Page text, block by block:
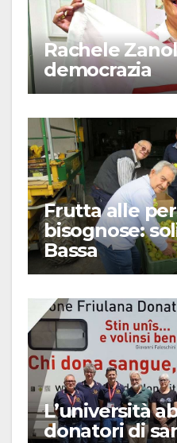
Rachele
democrazia
Frutta alle
bisognose:
Bassa
L’università
donatori di